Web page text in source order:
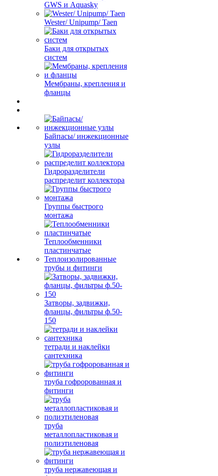
GWS и Aquasky
Wester/ Unipump/ Taen
Баки для открытых
систем
Мембраны, крепления и
фланцы
Байпасы/ инжекционные
узлы
Гидроразделители
распределит коллектора
Группы быстрого
монтажа
Теплообменники
пластинчатые
Теплоизолированные
трубы и фитинги
Затворы, задвижки,
фланцы, фильтры ф.50-
150
тетради и наклейки
сантехника
труба гофророванная и
фитинги
труба
металлопластиковая и
полиэтиленовая
труба нержавеющая и